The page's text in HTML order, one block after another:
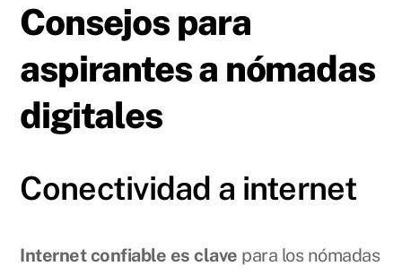
Consejos para
aspirantes a nómadas
digitales
Conectividad a internet
Internet confiable es clave para los nómadas